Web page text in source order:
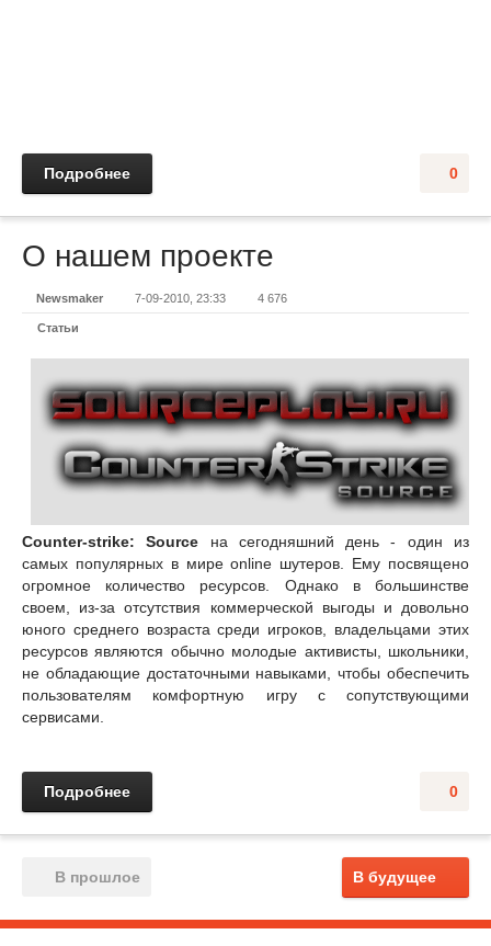
0
Подробнее
О нашем проекте
Newsmaker 7-09-2010, 23:33 4 676
Статьи
Counter-strike: Source на сегодняшний день - один из
самых популярных в мире online шутеров. Ему посвящено
огромное количество ресурсов. Однако в большинстве
своем, из-за отсутствия коммерческой выгоды и довольно
юного среднего возраста среди игроков, владельцами этих
ресурсов являются обычно молодые активисты, школьники,
не обладающие достаточными навыками, чтобы обеспечить
пользователям комфортную игру с сопутствующими
сервисами.
0
Подробнее
В будущее
В прошлое